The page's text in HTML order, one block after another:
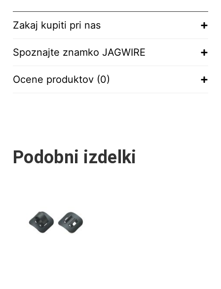
Zakaj kupiti pri nas
Spoznajte znamko JAGWIRE
Ocene produktov (0)
Podobni izdelki